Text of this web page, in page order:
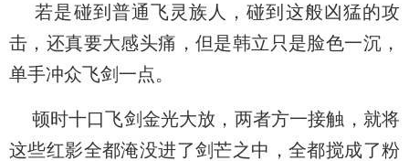
若是碰到普通飞灵族人，碰到这般凶猛的攻
击，还真要大感头痛，但是韩立只是脸色一沉，
单手冲众飞剑一点。
顿时十口飞剑金光大放，两者方一接触，就将
这些红影全都淹没进了剑芒之中，全都搅成了粉